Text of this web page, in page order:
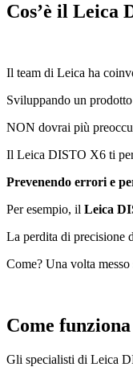
Cos’è il Leica
Il team di Leica ha
Sviluppando un
NON dovrai più
Il Leica DISTO X6 ti
Prevenendo errori e
Per esempio, il Leica
La perdita di precisione
Come? Una volta
Come
Gli specialisti di Leica